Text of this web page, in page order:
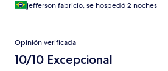
jefferson fabricio, se hospedó 2 noches
Opinión verificada
10/10 Excepcional